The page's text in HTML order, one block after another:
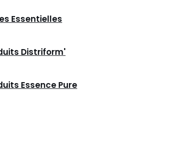
Essentielles
Distriform'
Essence Pure